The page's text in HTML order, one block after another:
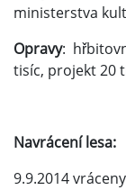
ministerstva
Opravy:
tisíc, projekt 20
Navrácení lesa:
9.9.2014